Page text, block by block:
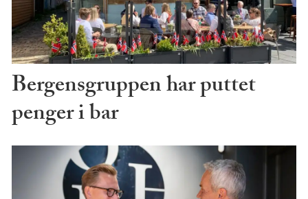
Bergensgruppen har puttet
penger i bar